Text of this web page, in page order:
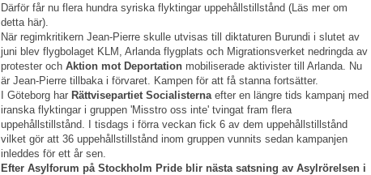
Därför får nu flera hundra syriska flyktingar uppehållstillstånd (Läs mer om
detta här).
När regimkritikern Jean-Pierre skulle utvisas till diktaturen Burundi i slutet av
juni blev flygbolaget KLM, Arlanda flygplats och Migrationsverket nedringda av
protester och Aktion mot Deportation mobiliserade aktivister till Arlanda. Nu
är Jean-Pierre tillbaka i förvaret. Kampen för att få stanna fortsätter.
I Göteborg har Rättvisepartiet Socialisterna efter en längre tids kampanj med
iranska flyktingar i gruppen 'Misstro oss inte' tvingat fram flera
uppehållstillstånd. I tisdags i förra veckan fick 6 av dem uppehållstillstånd
vilket gör att 36 uppehållstillstånd inom gruppen vunnits sedan kampanjen
inleddes för ett år sen.
Efter Asylforum på Stockholm Pride blir nästa satsning av Asylrörelsen i